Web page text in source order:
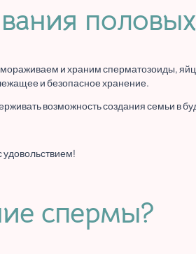
и храним сперматозоиды,
и безопасное хранение.
возможность создания семьи в
спермы?